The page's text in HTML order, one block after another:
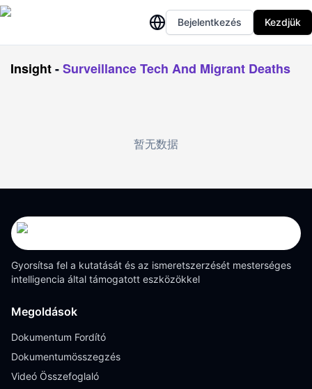
Bejelentkezés Kezdjük
Insight-Surveillance Tech And Migrant Deaths
暂无数据
Gyorsítsa fel a kutatását és az ismeretszerzését mesterséges
intelligencia által támogatott eszközökkel
Megoldások
Dokumentum Fordító
Dokumentumösszegzés
Videó Összefoglaló